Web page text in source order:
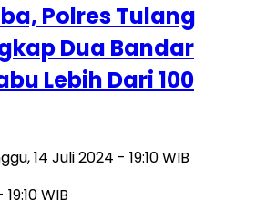
Polres Tulang
Dua Bandar
Lebih Dari 100
14 Juli 2024 - 19:10 WIB
WIB